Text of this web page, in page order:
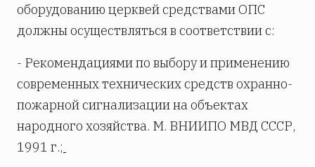
оборудованию церквей средствами ОПС
должны осуществляться в соответствии с:
- Рекомендациями по выбору и применению
современных технических средств охранно-
пожарной сигнализации на объектах
народного хозяйства. М. ВНИИПО МВД СССР,
1991 г.;